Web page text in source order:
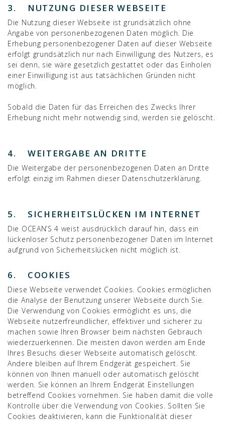
3. NUTZUNG DIESER WEBSEITE
Die Nutzung dieser Webseite ist grundsätzlich ohne
Angabe von personenbezogenen Daten möglich. Die
Erhebung personenbezogener Daten auf dieser Webseite
erfolgt grundsätzlich nur nach Einwilligung des Nutzers, es
sei denn, sie wäre gesetzlich gestattet oder das Einholen
einer Einwilligung ist aus tatsächlichen Gründen nicht
möglich.
Sobald die Daten für das Erreichen des Zwecks Ihrer
Erhebung nicht mehr notwendig sind, werden sie gelöscht.
4. WEITERGABE AN DRITTE
Die Weitergabe der personenbezogenen Daten an Dritte
erfolgt einzig im Rahmen dieser Datenschutzerklärung.
5. SICHERHEITSLÜCKEN IM INTERNET
Die OCEAN’S 4 weist ausdrücklich darauf hin, dass ein
lückenloser Schutz personenbezogener Daten im Internet
aufgrund von Sicherheitslücken nicht möglich ist.
6. COOKIES
Diese Webseite verwendet Cookies. Cookies ermöglichen
die Analyse der Benutzung unserer Webseite durch Sie.
Die Verwendung von Cookies ermöglicht es uns, die
Webseite nutzerfreundlicher, effektiver und sicherer zu
machen sowie Ihren Browser beim nächsten Gebrauch
wiederzuerkennen. Die meisten davon werden am Ende
Ihres Besuchs dieser Webseite automatisch gelöscht.
Andere bleiben auf Ihrem Endgerät gespeichert. Sie
können von Ihnen manuell oder automatisch gelöscht
werden. Sie können an Ihrem Endgerät Einstellungen
betreffend Cookies vornehmen. Sie haben damit die volle
Kontrolle über die Verwendung von Cookies. Sollten Sie
Cookies deaktivieren, kann die Funktionalität dieser